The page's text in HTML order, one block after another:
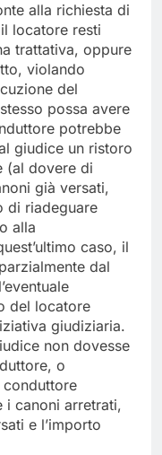
alla richiesta di
locatore resti
trattativa, oppure
violando
del
possa avere
potrebbe
giudice un ristoro
(al dovere di
già versati,
di riadeguare
alla
caso, il
dal
del locatore
giudiziaria.
non dovesse
o
i canoni arretrati,
e l’importo